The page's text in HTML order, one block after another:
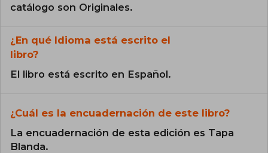
catálogo son Originales.
¿En qué Idioma está escrito el
libro?
El libro está escrito en Español.
¿Cuál es la encuadernación de este libro?
La encuadernación de esta edición es Tapa
Blanda.